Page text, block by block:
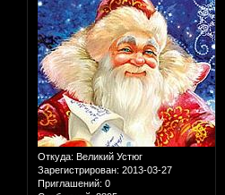
Откуда: Великий Устюг
Зарегистрирован: 2013-03-27
Приглашений: 0